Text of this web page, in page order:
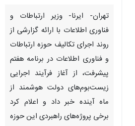
تهران- ایرنا- وزیر ارتباطات و
فناوری اطلاعات با ارائه گزارشی از
روند اجرای تکالیف حوزه ارتباطات
و فناوری اطلاعات در برنامه هفتم
پیشرفت، از آغاز فرآیند اجرایی
زیست‌بوم‌های دولت هوشمند از
ماه آینده خبر داد و اعلام کرد
برخی پروژه‌های راهبردی این حوزه